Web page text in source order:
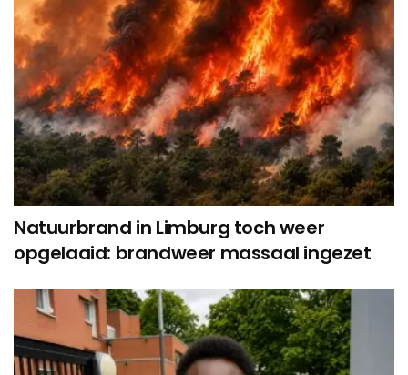
Natuurbrand in Limburg toch weer
opgelaaid: brandweer massaal ingezet